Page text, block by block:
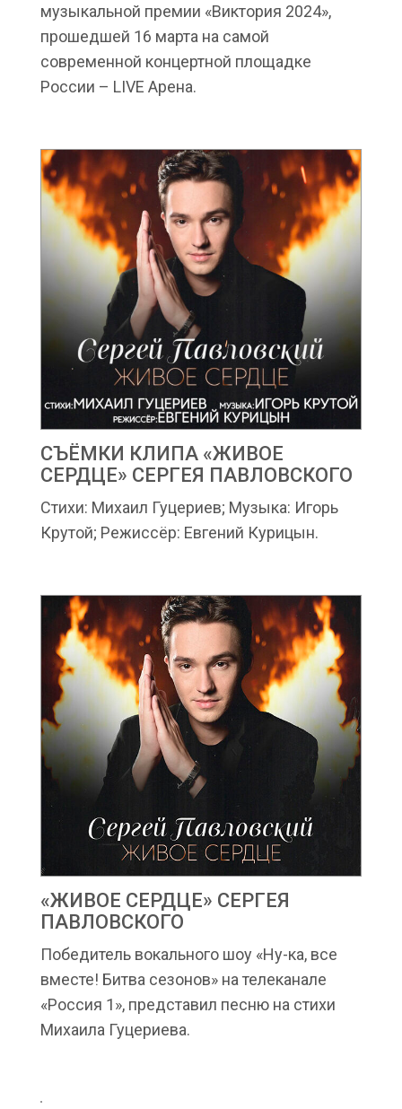
музыкальной премии «Виктория 2024»,
прошедшей 16 марта на самой
современной концертной площадке
России – LIVE Арена.
СЪЁМКИ КЛИПА «ЖИВОЕ
СЕРДЦЕ» СЕРГЕЯ ПАВЛОВСКОГО
Стихи: Михаил Гуцериев; Музыка: Игорь
Крутой; Режиссёр: Евгений Курицын.
«ЖИВОЕ СЕРДЦЕ» СЕРГЕЯ
ПАВЛОВСКОГО
Победитель вокального шоу «Ну-ка, все
вместе! Битва сезонов» на телеканале
«Россия 1», представил песню на стихи
Михаила Гуцериева.